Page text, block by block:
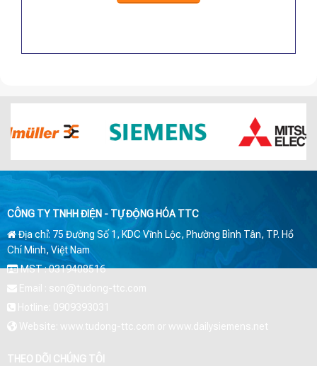
CÔNG TY TNHH ĐIỆN - TỰ ĐỘNG HÓA TTC
Địa chỉ: 75 Đường Số 1, KDC Vĩnh Lộc, Phường Bình Tân, TP. Hồ
Chí Minh, Việt Nam
MST : 0319408516
Email : son@tudong-ttc.com
Hotline: 0909393031
Website: www.tudong-ttc.com or www.dailysiemens.net
THEO DÕI CHÚNG TÔI